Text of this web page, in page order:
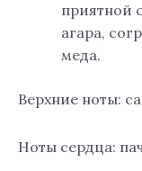
приятной
агара,
меда.
Верхние ноты:
Ноты сердца: